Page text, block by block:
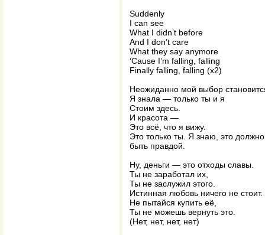
Suddenly
I can see
What I didn’t before
And I don’t care
What they say anymore
‘Cause I’m falling, falling
Finally falling, falling (x2)
Неожиданно мой выбор
Я знала — только ты и я
Стоим здесь.
И красота —
Это всё, что я вижу.
Это только ты. Я знаю, это должно
быть правдой.
Ну, деньги — это отходы славы.
Ты не заработал их,
Ты не заслужил этого.
Истинная любовь ничего не стоит.
Не пытайся купить её,
Ты не можешь вернуть это.
(Нет, нет, нет, нет)